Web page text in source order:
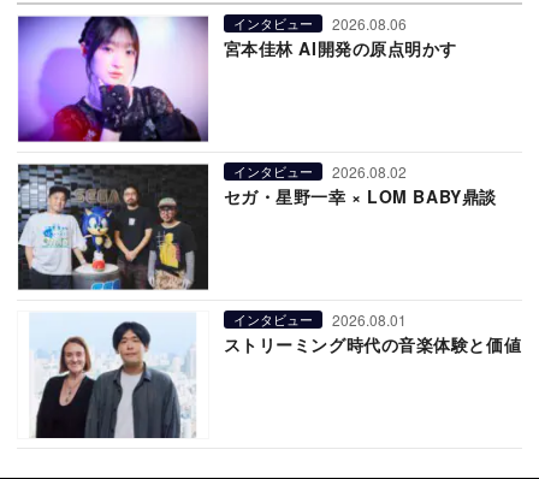
インタビュー 2026.08.06
宮本佳林 AI開発の原点明かす
インタビュー 2026.08.02
セガ・星野一幸 × LOM BABY鼎談
インタビュー 2026.08.01
ストリーミング時代の音楽体験と価値